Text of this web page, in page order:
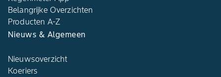
Belangrijke Overzichten
Producten A-Z
Nieuws & Algemeen
Nieuwsoverzicht
Koeriers